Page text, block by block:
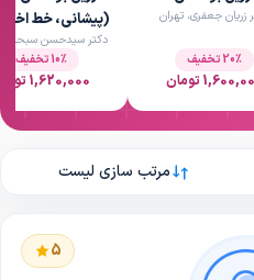
زریان جعفری، تهران
20٪ تخفیف
تومان
(پیشانی، خط اخم
چشم) با برند
دکتر سیدحسن سبحانی،
10٪ تخفیف
1,620,000 تومان
مرتب سازی لیست
5